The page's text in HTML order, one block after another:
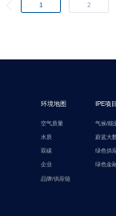
1 2
环境地图
空气质量
水质
双碳
企业
品牌/供应链
IPE项
气候/能
蔚蓝大
绿色供
绿色金